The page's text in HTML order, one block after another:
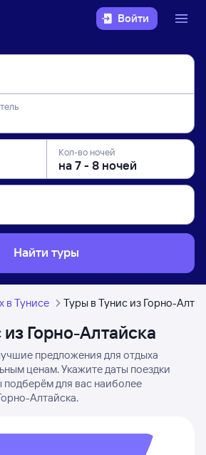
Войти
Кол-во ночей
Найти туры
в Тунисе Туры в Тунис из Горно-
Горно-Алтайска
предложения для отдыха
ценам. Укажите даты поездки
для вас наиболее
Алтайска.